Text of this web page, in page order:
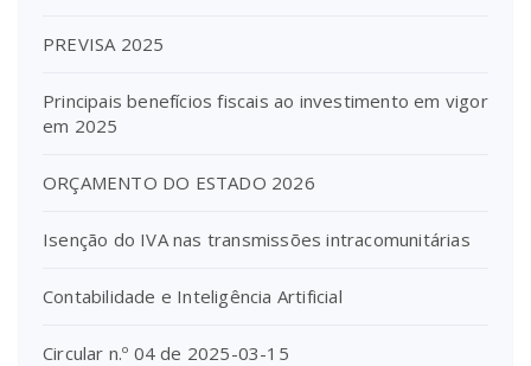
PREVISA 2025
Principais benefícios fiscais ao investimento em vigor
em 2025
ORÇAMENTO DO ESTADO 2026
Isenção do IVA nas transmissões intracomunitárias
Contabilidade e Inteligência Artificial
Circular n.º 04 de 2025-03-15